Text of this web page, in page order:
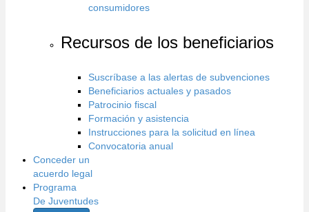
consumidores
Recursos de los beneficiarios
Suscríbase a las alertas de subvenciones
Beneficiarios actuales y pasados
Patrocinio fiscal
Formación y asistencia
Instrucciones para la solicitud en línea
Convocatoria anual
Conceder un
acuerdo legal
Programa
De Juventudes